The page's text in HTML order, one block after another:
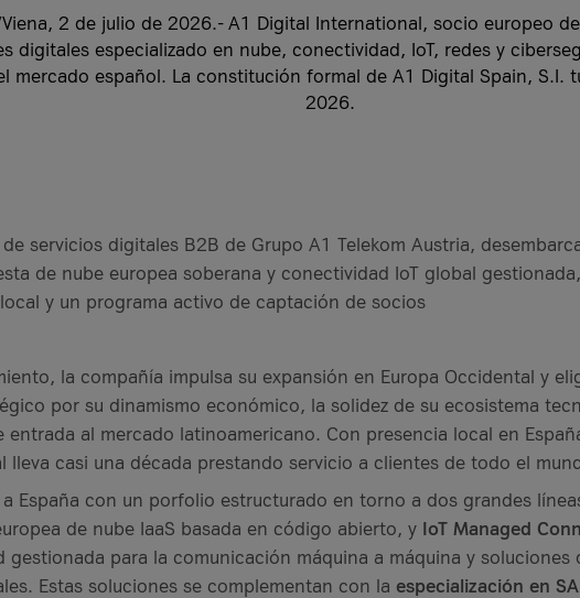
y A1 Digital
éxito
as a Service?
de Recursos
y A1 Digital
2 de julio de 2026.- A1 Digital International, socio europeo
digitales especializado en nube, conectividad, IoT, redes y
mercado español. La constitución formal de A1 Digital Spain, S.I.
2026.
servicios digitales B2B de Grupo A1 Telekom Austria,
de nube europea soberana y conectividad IoT global
y un programa activo de captación de socios
la compañía impulsa su expansión en Europa Occidental y
por su dinamismo económico, la solidez de su ecosistema
entrada al mercado latinoamericano. Con presencia local en
lleva casi una década prestando servicio a clientes de todo el
España con un porfolio estructurado en torno a dos grandes
de nube IaaS basada en código abierto, y IoT Managed
gestionada para la comunicación máquina a máquina y soluciones
Estas soluciones se complementan con la especialización en